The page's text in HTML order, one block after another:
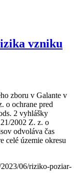
vzniku
zboru v Galante v
o ochrane pred
2 vyhlášky
2002 Z. z. o
odvoláva čas
celé územie okresu
06/riziko-poziar-